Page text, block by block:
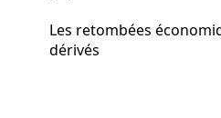
Les retombées
dérivés